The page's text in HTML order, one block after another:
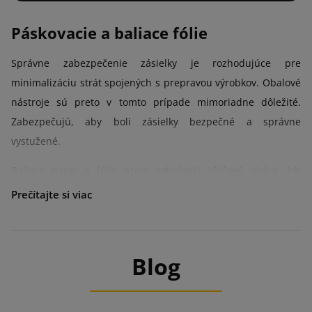
Páskovacie a baliace fólie
Správne zabezpečenie zásielky je rozhodujúce pre
minimalizáciu strát spojených s prepravou výrobkov. Obalové
nástroje sú preto v tomto prípade mimoriadne dôležité.
Zabezpečujú, aby boli zásielky bezpečné a správne
vystužené.
vysoká kvalita poskytuje dodatočnú bezpečnosť a zároveň
Pásky a fólie môžu byť zaujímavým doplnkom alebo formou
Blog